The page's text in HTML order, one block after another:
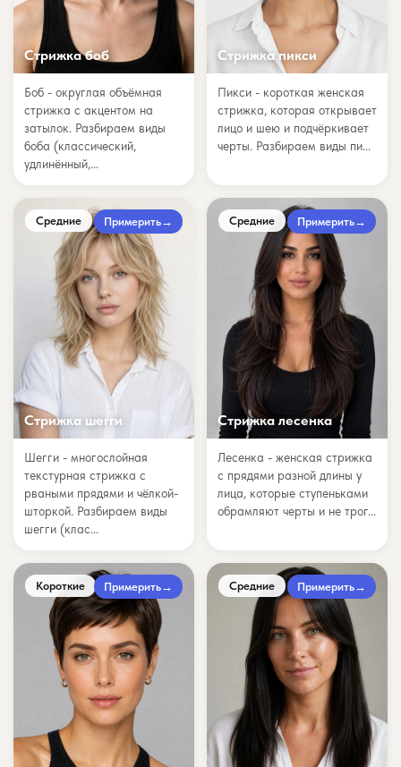
Стрижка боб
Боб - округлая объёмная
стрижка с акцентом на
затылок. Разбираем виды
боба (классический,
удлинённый,...
Стрижка пикси
Пикси - короткая женская
стрижка, которая открывает
лицо и шею и подчёркивает
черты. Разбираем виды пи...
Средние Примерить→
Стрижка шегги
Шегги - многослойная
текстурная стрижка с
рваными прядями и чёлкой-
шторкой. Разбираем виды
шегги (клас...
Средние Примерить→
Стрижка лесенка
Лесенка - женская стрижка
с прядями разной длины у
лица, которые ступеньками
обрамляют черты и не трог...
Короткие Примерить→ Средние Примерить→